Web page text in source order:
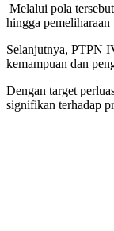
Melalui pola tersebut
hingga pemeliharaan
Selanjutnya, PTPN
kemampuan dan
Dengan target
signifikan terhadap